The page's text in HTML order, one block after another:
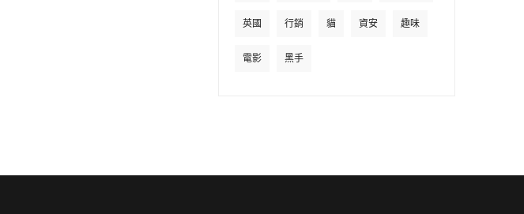
英國 行銷 貓 資安 趣味
電影 黑手